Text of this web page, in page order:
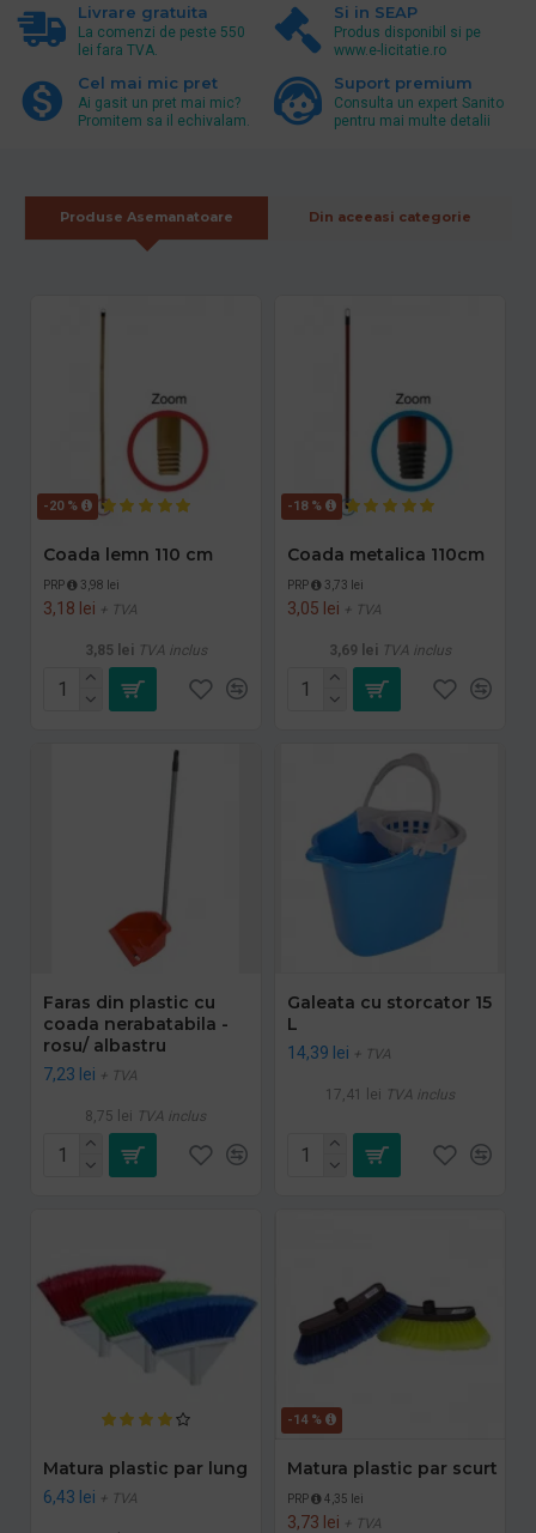
Livrare gratuita
La comenzi de peste 550
lei fara TVA.
Si in SEAP
Produs disponibil si pe
www.e-licitatie.ro
Cel mai mic pret
Ai gasit un pret mai mic?
Promitem sa il echivalam.
Suport premium
Consulta un expert Sanito
pentru mai multe detalii
Produse Asemanatoare Din aceeasi categorie
-20 %
Coada lemn 110 cm
PRP 3,98 lei
3,18 lei + TVA
3,85 lei TVA inclus
-18 %
Coada metalica 110cm
PRP 3,73 lei
3,05 lei + TVA
3,69 lei TVA inclus
Faras din plastic cu
coada nerabatabila -
rosu/ albastru
7,23 lei + TVA
8,75 lei TVA inclus
Galeata cu storcator 15
L
14,39 lei + TVA
17,41 lei TVA inclus
Matura plastic par lung
6,43 lei + TVA
-14 %
Matura plastic par scurt
PRP 4,35 lei
3,73 lei + TVA